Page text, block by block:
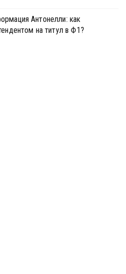
Антонелли: как
на титул в Ф1?